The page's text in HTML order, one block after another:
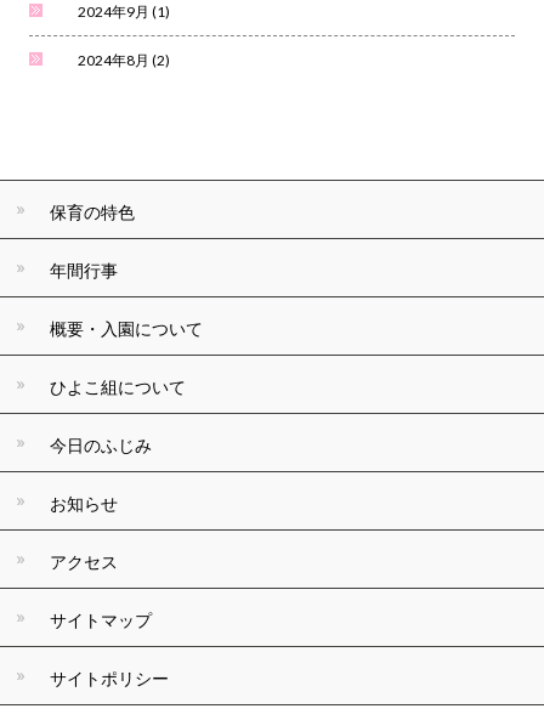
2024年9月 (1)
2024年8月 (2)
保育の特色
年間行事
概要・入園について
ひよこ組について
今日のふじみ
お知らせ
アクセス
サイトマップ
サイトポリシー